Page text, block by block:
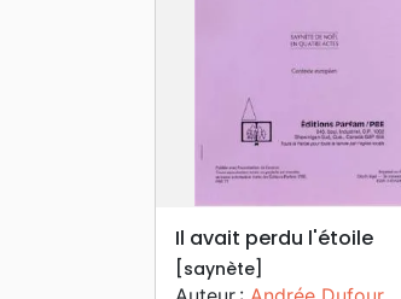
search APERÇU RAPIDE
Il avait perdu l'étoile
[saynète]